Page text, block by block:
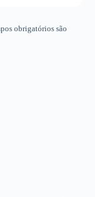
obrigatórios são